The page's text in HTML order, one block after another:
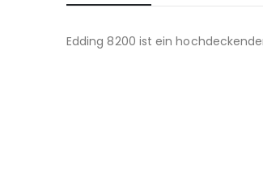
Edding 8200 ist ein